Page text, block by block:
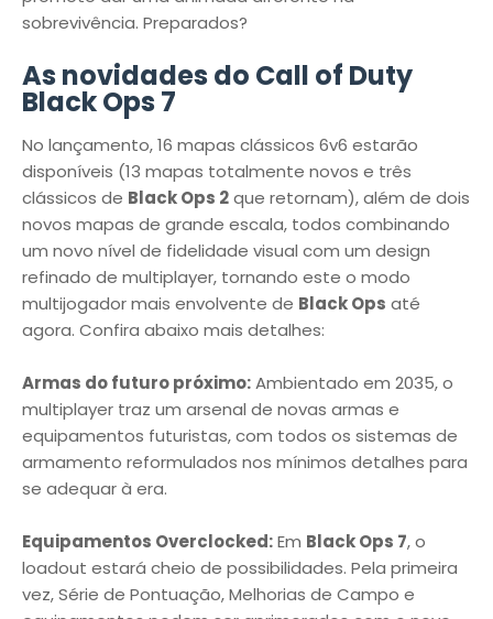
sobrevivência. Preparados?
As novidades do Call of Duty
Black Ops 7
No lançamento, 16 mapas clássicos 6v6 estarão
disponíveis (13 mapas totalmente novos e três
clássicos de Black Ops 2que retornam), além de dois
novos mapas de grande escala, todos combinando
um novo nível de fidelidade visual com um design
refinado de multiplayer, tornando este o modo
multijogador mais envolvente de Black Ops até
agora. Confira abaixo mais detalhes:
Armas do futuro próximo:Ambientado em 2035, o
multiplayer traz um arsenal de novas armas e
equipamentos futuristas, com todos os sistemas de
armamento reformulados nos mínimos detalhes para
se adequar à era.
Equipamentos Overclocked:Em Black Ops 7, o
loadout estará cheio de possibilidades. Pela primeira
vez, Série de Pontuação, Melhorias de Campo e